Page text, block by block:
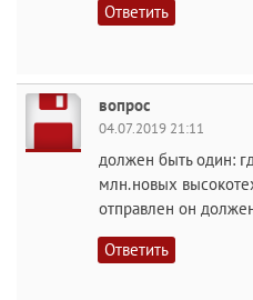
Ответить
вопрос
04.07.2019 21:11
должен быть один:
млн.новых
отправлен он
Ответить